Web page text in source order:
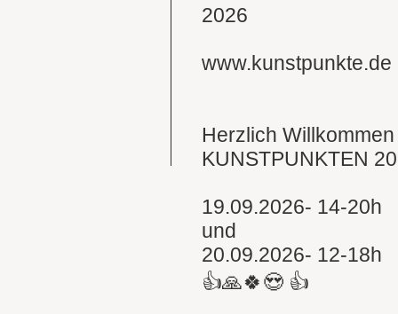
2026
www.kunstpunkte.de
Herzlich
KUNSTPUNKTEN
19.09.2026- 14-20h
und
20.09.2026- 12-18h
👍🙏🍀😍 👍